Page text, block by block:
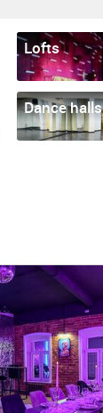
Lofts
Dance halls